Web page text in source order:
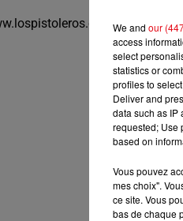
We and our
access
select
statistics or
profiles to
Deliver and
data such as IP
requested; Use
based on
Vous pouvez
mes choix".
ce site. Vous
bas de chaque